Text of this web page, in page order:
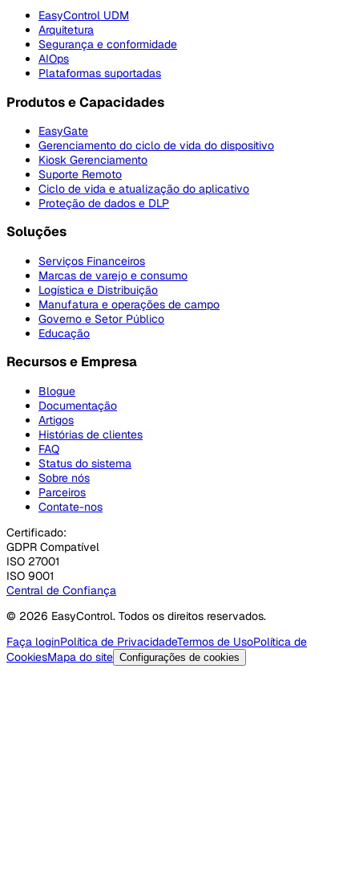
EasyControl UDM
Arquitetura
Segurança e conformidade
AIOps
Plataformas suportadas
Produtos e Capacidades
EasyGate
Gerenciamento do ciclo de vida do dispositivo
Kiosk Gerenciamento
Suporte Remoto
Ciclo de vida e atualização do aplicativo
Proteção de dados e DLP
Soluções
Serviços Financeiros
Marcas de varejo e consumo
Logística e Distribuição
Manufatura e operações de campo
Governo e Setor Público
Educação
Recursos e Empresa
Blogue
Documentação
Artigos
Histórias de clientes
FAQ
Status do sistema
Sobre nós
Parceiros
Contate-nos
Certificado:
GDPR Compatível
ISO 27001
ISO 9001
Central de Confiança
© 2026 EasyControl. Todos os direitos reservados.
Faça loginPolítica de PrivacidadeTermos de UsoPolítica de
CookiesMapa do site Configurações de cookies